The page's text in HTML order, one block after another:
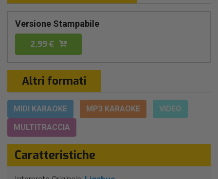
Versione Stampabile
2,99 €
Altri formati
MIDI KARAOKE MP3 KARAOKE
VIDEO
MULTITRACCIA
Caratteristiche